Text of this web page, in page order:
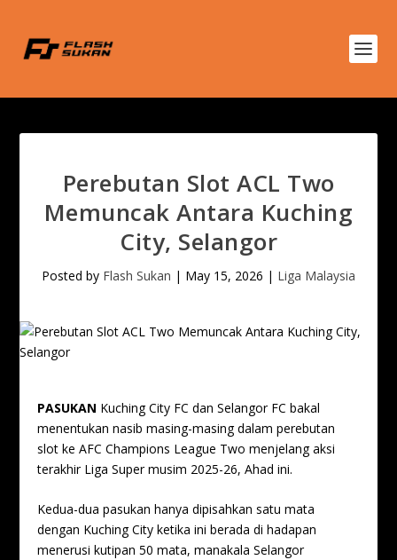
Perebutan Slot ACL Two
Memuncak Antara Kuching
City, Selangor
Posted by Flash Sukan | May 15, 2026 | Liga Malaysia
PASUKAN Kuching City FC dan Selangor FC bakal
menentukan nasib masing-masing dalam perebutan
slot ke AFC Champions League Two menjelang aksi
terakhir Liga Super musim 2025-26, Ahad ini.
Kedua-dua pasukan hanya dipisahkan satu mata
dengan Kuching City ketika ini berada di hadapan
menerusi kutipan 50 mata, manakala Selangor